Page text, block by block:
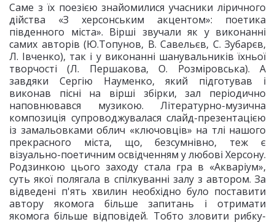
Саме з їх поезією знайомилися учасники ліричного
дійства «З херсонським акцентом»: поетика
південного міста». Вірші звучали як у виконанні
самих авторів (Ю.Топунов, В. Савельєв, С. Зубарєв,
Л. Івченко), так і у виконанні шанувальників їхньої
творчості (Л. Першакова, О. Розміровська). А
завдяки Сергію Науменко, який підготував і
виконав пісні на вірші збірки, зал періодично
наповнювався музикою. Літературно-музична
композиція супроводжувалася слайд-презентацією
із замальовками облич «ключовців» на тлі нашого
прекрасного міста, що, безсумнівно, теж є
візуально-поетичним освідченням у любові Херсону.
Родзинкою цього заходу стала гра в «Акваріум»,
суть якої полягала в спілкуванні залу з автором. За
відведені п'ять хвилин необхідно було поставити
автору якомога більше запитань і отримати
якомога більше відповідей. Тобто зловити рибку-